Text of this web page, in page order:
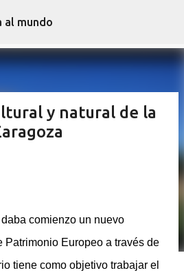
contenido principal
al mundo
y natural de la
comienzo un nuevo
Patrimonio Europeo a través de
tiene como objetivo trabajar el